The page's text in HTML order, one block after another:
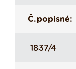
Č.popisné:
1837/4